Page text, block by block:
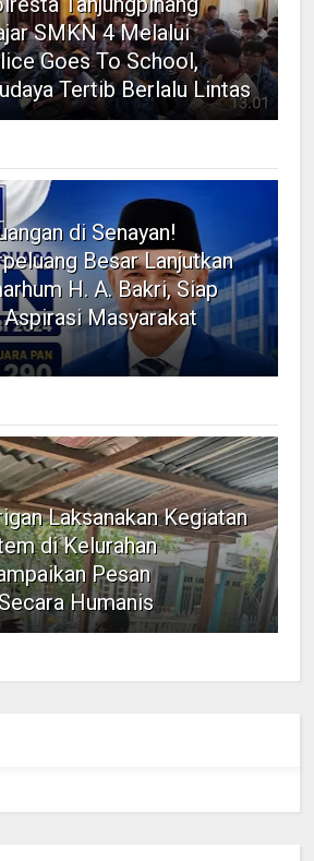
SMKN 4 Melalui
Goes To School,
Tertib Berlalu Lintas
di Senayan!
Besar Lanjutkan
H. A. Bakri, Siap
Aspirasi Masyarakat
Laksanakan Kegiatan
di Kelurahan
Pesan
Humanis